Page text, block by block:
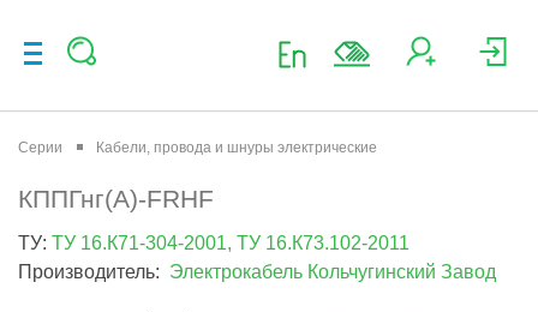
Серии Кабели, провода и шнуры электрические
КППГнг(А)-FRHF
ТУ: ТУ 16.К71-304-2001, ТУ 16.К73.102-2011
Производитель: Электрокабель Кольчугинский Завод